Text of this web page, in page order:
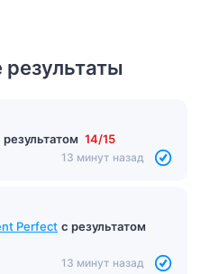
результатом 14/15
13 минут назад
Perfect с результатом
13 минут назад